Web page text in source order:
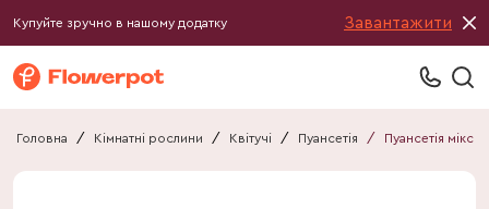
Купуйте зручно в нашому додатку Завантажити
Головна / Кімнатні рослини / Квітучі / Пуансетія / Пуансетія мікс